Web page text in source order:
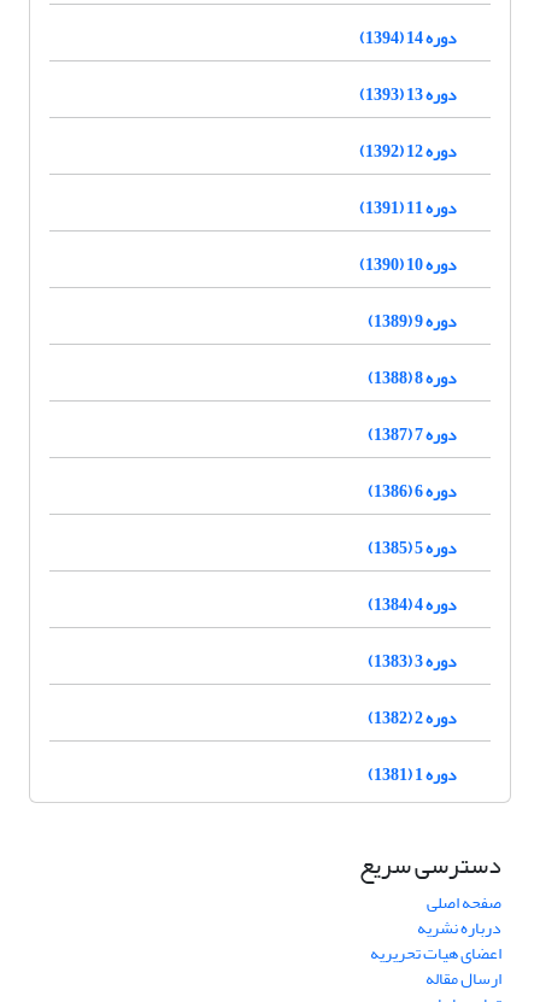
دوره 14 (1394)
دوره 13 (1393)
دوره 12 (1392)
دوره 11 (1391)
دوره 10 (1390)
دوره 9 (1389)
دوره 8 (1388)
دوره 7 (1387)
دوره 6 (1386)
دوره 5 (1385)
دوره 4 (1384)
دوره 3 (1383)
دوره 2 (1382)
دوره 1 (1381)
دسترسی سریع
صفحه اصلی
درباره نشریه
اعضای هیات تحریریه
ارسال مقاله